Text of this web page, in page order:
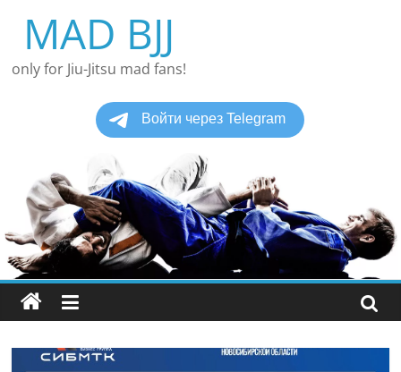
содержимому
MAD BJJ
only for Jiu-Jitsu mad fans!